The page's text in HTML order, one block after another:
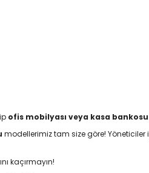
ofis mobilyası veya kasa bankosu
modellerimiz tam size göre!
kaçırmayın!